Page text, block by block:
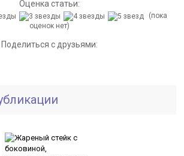
Оценка статьи:
(пока
оценок нет)
Поделиться с друзьями: